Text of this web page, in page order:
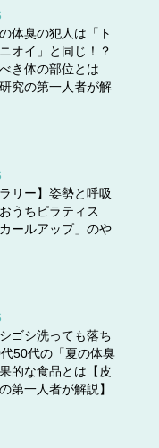
の原因、更年期な
籍になりました！◆
体臭の犯人は「ト
オイ」と同じ！？
き体の部位とは
研究の第一人者が解
リー】姿勢と呼吸
うちピラティス
カールアップ」のや
ゴシ洗っても落ち
50代の「夏の体臭
的な食品とは【皮
第一人者が解説】